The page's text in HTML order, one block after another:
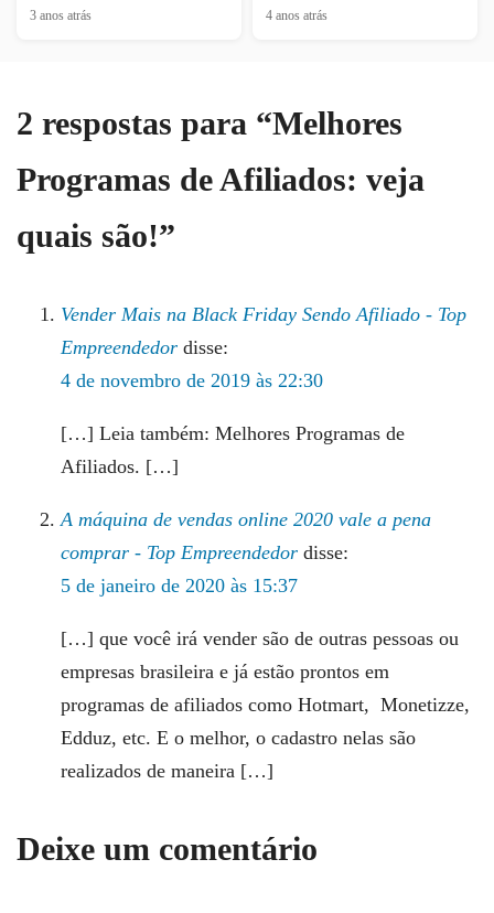
3 anos atrás 4 anos atrás
2 respostas para “Melhores
Programas de Afiliados: veja
quais são!”
Vender Mais na Black Friday Sendo Afiliado - Top
Empreendedor disse:
4 de novembro de 2019 às 22:30
[…] Leia também: Melhores Programas de
Afiliados. […]
A máquina de vendas online 2020 vale a pena
comprar - Top Empreendedor disse:
5 de janeiro de 2020 às 15:37
[…] que você irá vender são de outras pessoas ou
empresas brasileira e já estão prontos em
programas de afiliados como Hotmart, Monetizze,
Edduz, etc. E o melhor, o cadastro nelas são
realizados de maneira […]
Deixe um comentário